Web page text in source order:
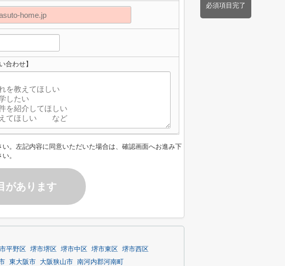
必須項目完了
合わせ】
い。左記内容に同意いただいた場合は、確認画面へお進み下
い。
があります
平野区 堺市堺区 堺市中区 堺市東区
堺市西区
東大阪市 大阪狭山市 南河内郡河南町